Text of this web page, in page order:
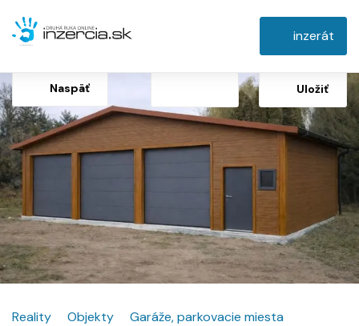
inzerát
Naspäť Uložiť
Reality Objekty Garáže, parkovacie miesta